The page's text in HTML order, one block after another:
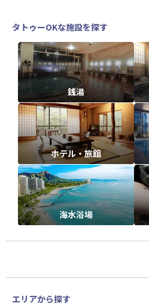
タトゥーOKな施設を探す
銭湯
ホテル・旅館
海水浴場
エリアから探す